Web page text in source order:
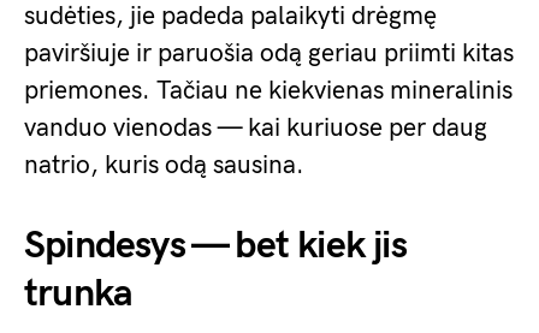
sudėties, jie padeda palaikyti drėgmę
paviršiuje ir paruošia odą geriau priimti kitas
priemones. Tačiau ne kiekvienas mineralinis
vanduo vienodas — kai kuriuose per daug
natrio, kuris odą sausina.
Spindesys — bet kiek jis
trunka